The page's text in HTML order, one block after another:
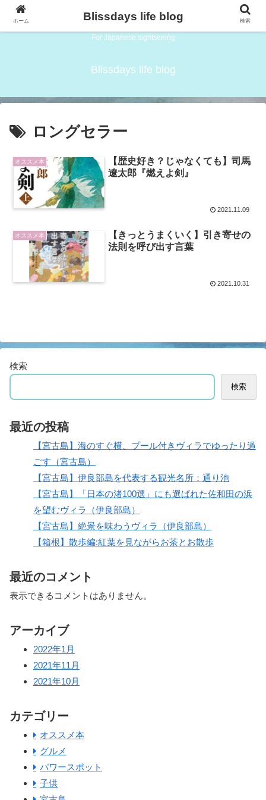
For Japanese sightseeing
Blissdays life blog
ロングセラー
オススメ本
【歴史好き？じゃなくても】司馬
遼太郎『燃えよ剣』
2021.11.09
オススメ本
【きっとうまくいく】引き寄せの
法則を呼び出す言葉
2021.10.31
検索
検索
最近の投稿
【宮古島】海のすぐ横、プール付きヴィラでゆったり過
ごす（宮古島）
【宮古島】伊良部島を代表する観光名所：通り池
【宮古島】「日本の渚100選」にも選ばれた佐和田の浜
を望むヴィラ（伊良部島）
【宮古島】絶景を味わうヴィラ（伊良部島）
【箱根】散歩編:紅葉を見ながらお茶とお散歩
最近のコメント
表示できるコメントはありません。
アーカイブ
2022年1月
2021年11月
2021年10月
カテゴリー
オススメ本
グルメ
パワースポット
子供
ホーム Blissdays life blog 検索